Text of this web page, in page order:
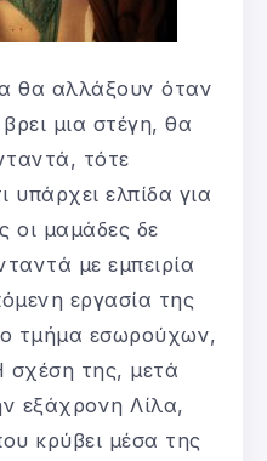
θα αλλάξουν όταν
μια στέγη, θα
τότε
υπάρχει ελπίδα για
οι μαμάδες δε
με εμπειρία
εργασία της
τμήμα εσωρούχων,
σχέση της, μετά
εξάχρονη Λίλα,
κρύβει μέσα της